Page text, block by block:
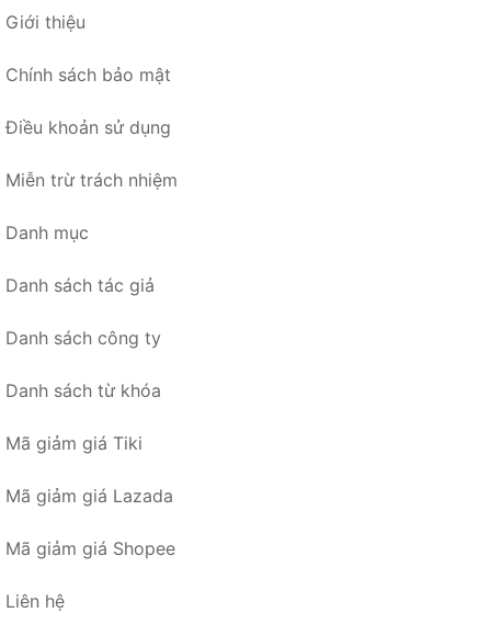
Giới thiệu
Chính sách bảo mật
Điều khoản sử dụng
Miễn trừ trách nhiệm
Danh mục
Danh sách tác giả
Danh sách công ty
Danh sách từ khóa
Mã giảm giá Tiki
Mã giảm giá Lazada
Mã giảm giá Shopee
Liên hệ